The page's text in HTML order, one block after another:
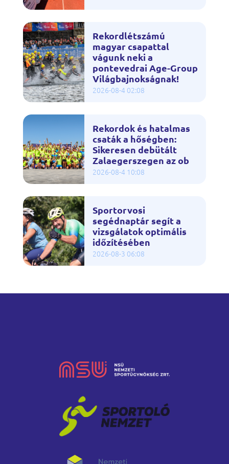
Rekordlétszámú
magyar csapattal
vágunk neki a
pontevedrai Age-Group
Világbajnokságnak!
2026-08-4 02:08
Rekordok és hatalmas
csaták a hőségben:
Sikeresen debütált
Zalaegerszegen az ob
2026-08-4 10:08
Sportorvosi
segédnaptár segít a
vizsgálatok optimális
időzítésében
2026-08-3 06:08